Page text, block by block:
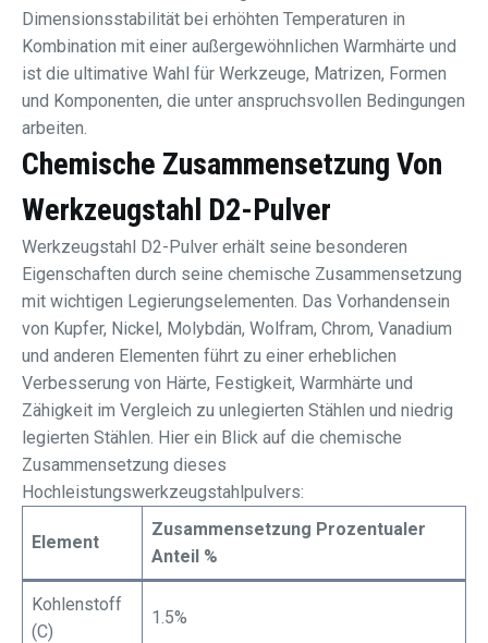
Dimensionsstabilität bei erhöhten Temperaturen in
Kombination mit einer außergewöhnlichen Warmhärte und
ist die ultimative Wahl für Werkzeuge, Matrizen, Formen
und Komponenten, die unter anspruchsvollen Bedingungen
arbeiten.
Chemische Zusammensetzung Von
Werkzeugstahl D2-Pulver
Werkzeugstahl D2-Pulver erhält seine besonderen
Eigenschaften durch seine chemische Zusammensetzung
mit wichtigen Legierungselementen. Das Vorhandensein
von Kupfer, Nickel, Molybdän, Wolfram, Chrom, Vanadium
und anderen Elementen führt zu einer erheblichen
Verbesserung von Härte, Festigkeit, Warmhärte und
Zähigkeit im Vergleich zu unlegierten Stählen und niedrig
legierten Stählen. Hier ein Blick auf die chemische
Zusammensetzung dieses
Hochleistungswerkzeugstahlpulvers:
Element
Zusammensetzung Prozentualer
Anteil %
Kohlenstoff
(C)
1.5%